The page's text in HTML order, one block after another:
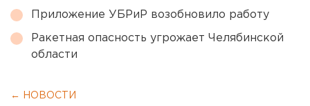
Приложение УБРиР возобновило работу
Ракетная опасность угрожает Челябинской
области
← НОВОСТИ